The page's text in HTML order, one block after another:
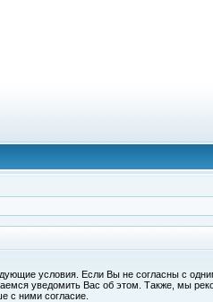
условия. Если Вы не согласны с
уведомить Вас об этом. Также, мы
с ними согласие.